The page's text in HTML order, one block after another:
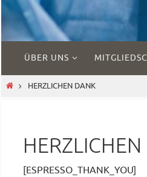
ÜBER UNS
STARTHERZLICHEN DANK
[ESPRESSO_THANK_YOU]